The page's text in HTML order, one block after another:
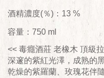
酒精濃度(％)：13 %
容量：750 ml
<< 毒癮酒莊 老橡木 頂級
深邃的紫紅光澤，成熟的
乾燥的紫羅蘭、玫瑰花伴